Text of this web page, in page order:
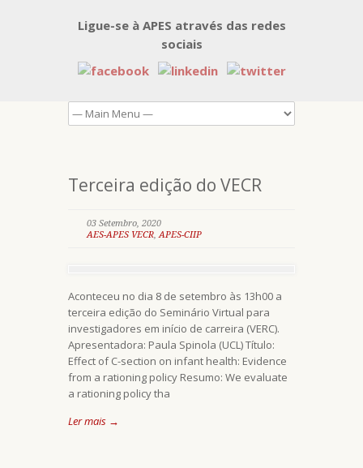
Ligue-se à APES através das redes
sociais
Terceira edição do VECR
03 Setembro, 2020
AES-APES VECR,APES-CIIP
Aconteceu no dia 8 de setembro às 13h00 a
terceira edição do Seminário Virtual para
investigadores em início de carreira (VERC).
Apresentadora: Paula Spinola (UCL) Título:
Effect of C-section on infant health: Evidence
from a rationing policy Resumo: We evaluate
a rationing policy tha
Ler mais →